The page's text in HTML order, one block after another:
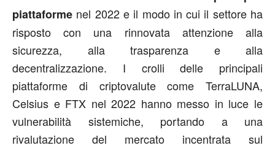
piattaforme nel 2022 e il modo in cui il settore ha
risposto con una rinnovata attenzione alla
sicurezza, alla trasparenza e alla
decentralizzazione. I crolli delle principali
piattaforme di criptovalute come TerraLUNA,
Celsius e FTX nel 2022 hanno messo in luce le
vulnerabilità sistemiche, portando a una
rivalutazione del mercato incentrata sul